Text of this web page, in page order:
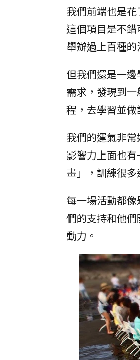
我們前端也是
這個項目是不
舉辦過上百種
但我們還是一
需求，發現到
程，去學習並做
我們的運氣非
影響力上面也
畫」，訓練很
每一場活動都
們的支持和他
動力。